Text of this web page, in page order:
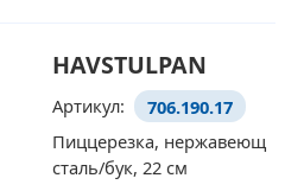
HAVSTULPAN
Артикул:
706.190.17
Пиццерезка, нержавеющ
сталь/бук, 22 см